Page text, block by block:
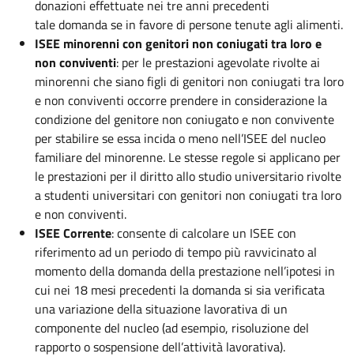
donazioni effettuate nei tre anni precedenti
tale domanda se in favore di persone tenute agli alimenti.
ISEE minorenni con genitori non coniugati tra loro e
non conviventi: per le prestazioni agevolate rivolte ai
minorenni che siano figli di genitori non coniugati tra loro
e non conviventi occorre prendere in considerazione la
condizione del genitore non coniugato e non convivente
per stabilire se essa incida o meno nell’ISEE del nucleo
familiare del minorenne. Le stesse regole si applicano per
le prestazioni per il diritto allo studio universitario rivolte
a studenti universitari con genitori non coniugati tra loro
e non conviventi.
ISEE Corrente: consente di calcolare un ISEE con
riferimento ad un periodo di tempo più ravvicinato al
momento della domanda della prestazione nell’ipotesi in
cui nei 18 mesi precedenti la domanda si sia verificata
una variazione della situazione lavorativa di un
componente del nucleo (ad esempio, risoluzione del
rapporto o sospensione dell’attività lavorativa).